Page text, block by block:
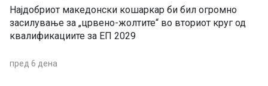
Најдобриот македонски кошаркар би бил огромно
засилување за „црвено-жолтите“ во вториот круг од
квалификациите за ЕП 2029
пред 6 дена